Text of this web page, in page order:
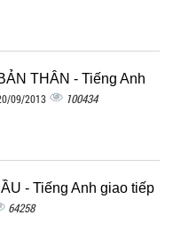
THÂN - Tiếng Anh
09/2013 100434
- Tiếng Anh giao tiếp
64258